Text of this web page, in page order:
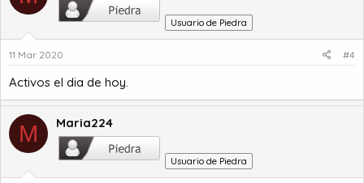
Usuario de Piedra
11 Mar 2020 #4
Activos el dia de hoy.
M Maria224
Usuario de Piedra